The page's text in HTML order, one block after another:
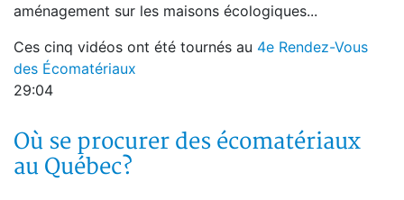
aménagement sur les maisons écologiques...
Ces cinq vidéos ont été tournés au 4e Rendez-Vous
des Écomatériaux
29:04
Où se procurer des écomatériaux
au Québec?